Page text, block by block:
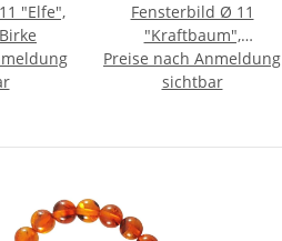
"Elfe",
Fensterbild Ø 11
"Kraftbaum",
Bernstein/Birke
Preise nach Anmeldung
sichtbar